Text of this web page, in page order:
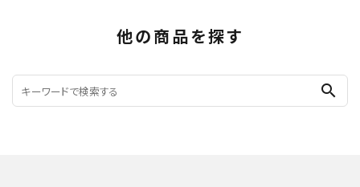
他の商品を探す
search